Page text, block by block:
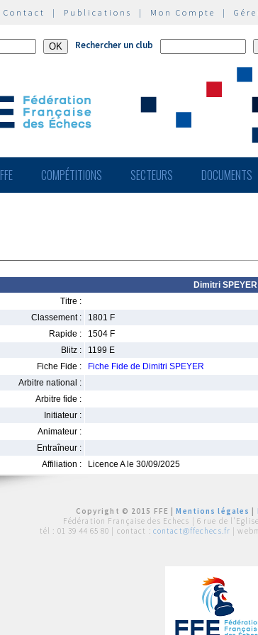
Contact | Publications | Mon Compte |
Rechercher un club
FFE COMPÉTITIONS SECTEURS DOCUMENTS
Dimitri SPEYER
Titre :
Classement :
1801 F
Rapide :
1504 F
Blitz :
1199 E
Fiche Fide :
Fiche Fide de Dimitri SPEYER
Arbitre national :
Arbitre fide :
Initiateur :
Animateur :
Entraîneur :
Affiliation :
Licence A le 30/09/2025
Copyright © 2015 FFE |Mentions légales
Fédération Française des Echecs | 6 rue de l'Eglise
tél : 01 39 44 65 80 | contact : contact@ffechecs.fr |